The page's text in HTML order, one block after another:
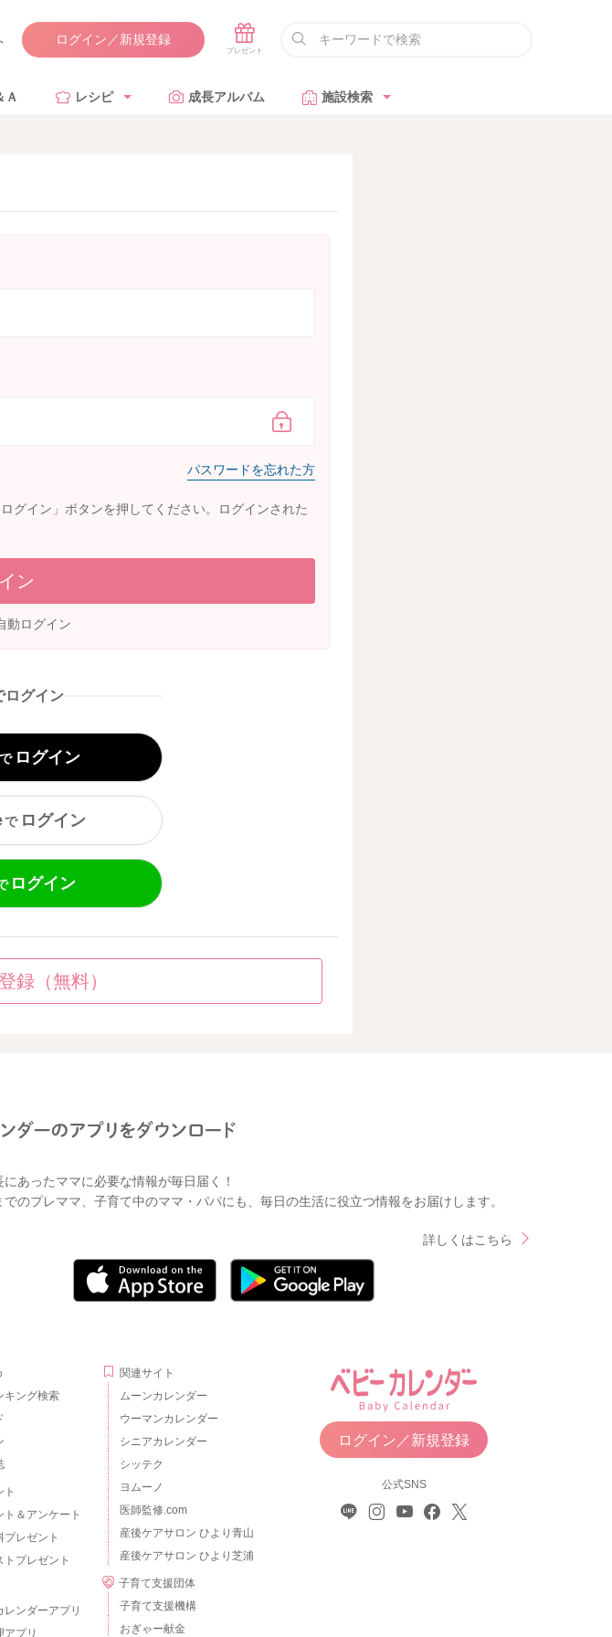
ログイン／新規登録
Ａ レシピ 成長アルバム 施設検索
パスワードを忘れた方
グイン」ボタンを押してください。ログインされた
ン
動ログイン
ログイン
で ログイン
で ログイン
ログイン
録（無料）
あったママに必要な情報が毎日届く！
のプレママ、子育て中のママ・パパにも、毎日の生活に役立つ情報をお届けします。
詳しくはこちら
キング検索
ト
ト＆アンケート
プレゼント
トプレゼント
レンダーアプリ
アプリ
関連サイト
ムーンカレンダー
ウーマンカレンダー
シニアカレンダー
シッテク
ヨムーノ
医師監修.com
産後ケアサロン ひより青山
産後ケアサロン ひより芝浦
子育て支援団体
子育て支援機構
おぎゃー献金
ログイン／新規登録
公式SNS